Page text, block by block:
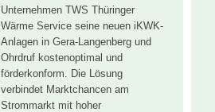
Unternehmen TWS Thüringer
Wärme Service seine neuen iKWK-
Anlagen in Gera-Langenberg und
Ohrdruf kostenoptimal und
förderkonform. Die Lösung
verbindet Marktchancen am
Strommarkt mit hoher